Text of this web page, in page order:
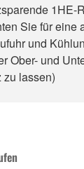
1HE-
Sie für eine
und
Ober- und
zu lassen)